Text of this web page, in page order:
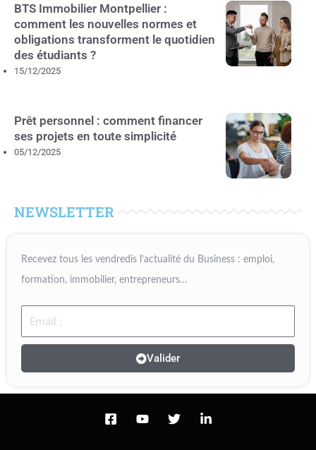
BTS Immobilier Montpellier :
comment les nouvelles normes et
obligations transforment le quotidien
des étudiants ?
15/12/2025
Prêt personnel : comment financer
ses projets en toute simplicité
05/12/2025
NEWSLETTER
Recevez tous les vendredis l’actualité du Business : emploi,
formation, immobilier, entrepreneurs…
Email
Valider